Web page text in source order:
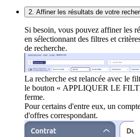
2. Affiner les résultats de votre
Si besoin, vous pouvez affiner les
en sélectionnant des filtres et
de recherche.
La recherche est relancée avec le
le bouton « APPLIQUER LE
ferme.
Pour certains d'entre eux, un
d'offres correspondant.